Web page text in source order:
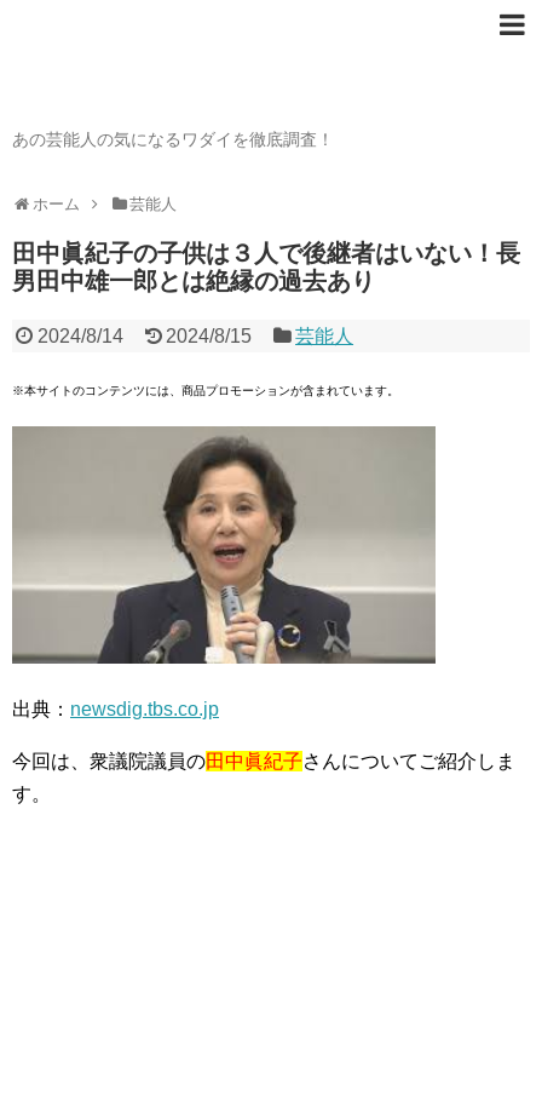
あの芸能人の気になるワダイを徹底調査！
ホーム 芸能人
田中眞紀子の子供は３人で後継者はいない！長
男田中雄一郎とは絶縁の過去あり
2024/8/14 2024/8/15 芸能人
※本サイトのコンテンツには、商品プロモーションが含まれています。
出典： newsdig.tbs.co.jp
今回は、衆議院議員の田中眞紀子さんについてご紹介しま
す。